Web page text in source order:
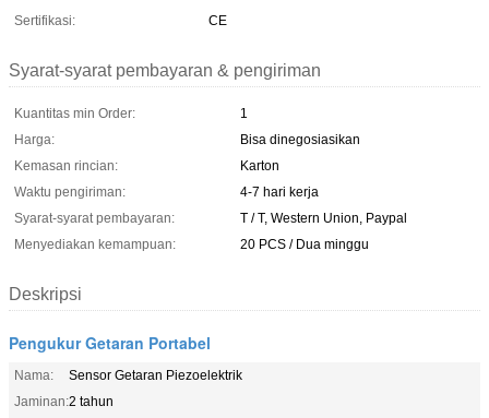
Sertifikasi:
CE
Syarat-syarat pembayaran & pengiriman
Kuantitas min Order:
1
Harga:
Bisa dinegosiasikan
Kemasan rincian:
Karton
Waktu pengiriman:
4-7 hari kerja
Syarat-syarat pembayaran:
T / T, Western Union, Paypal
Menyediakan kemampuan:
20 PCS / Dua minggu
Deskripsi
Pengukur Getaran Portabel
Nama:
Sensor Getaran Piezoelektrik
Jaminan:2 tahun